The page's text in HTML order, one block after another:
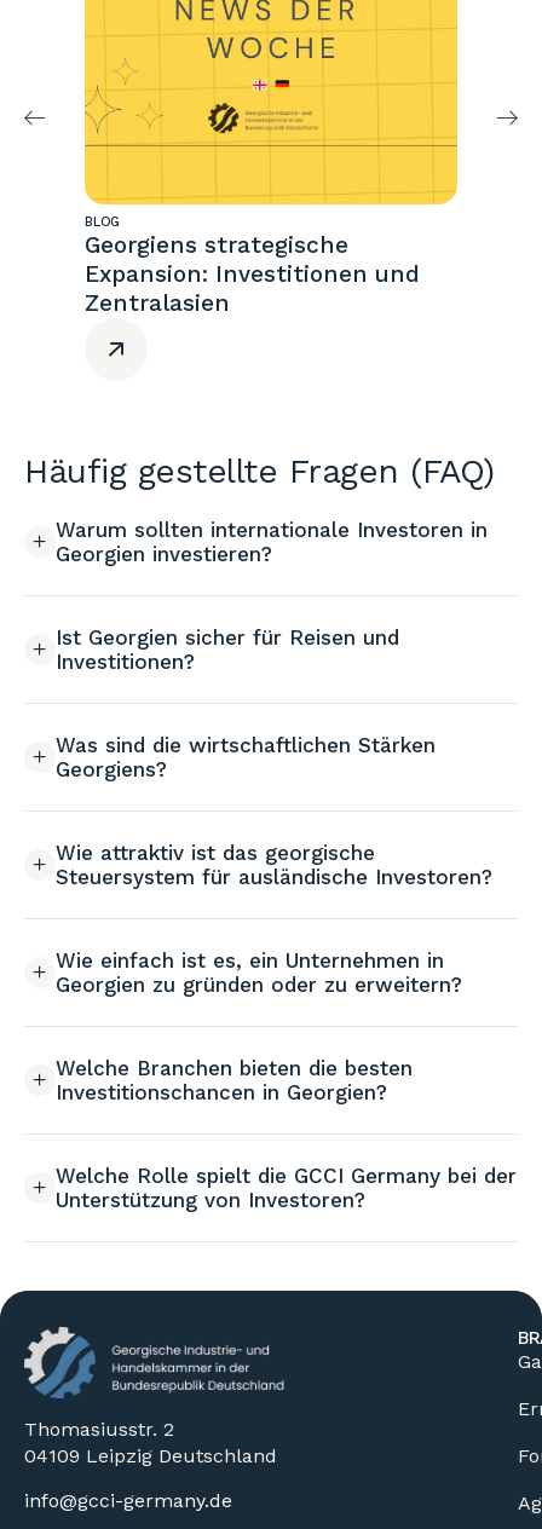
BLOG
Georgiens strategische
Expansion: Investitionen und
Zentralasien
Häufig gestellte Fragen (FAQ)
Warum sollten internationale Investoren in
Georgien investieren?
Ist Georgien sicher für Reisen und
Investitionen?
Was sind die wirtschaftlichen Stärken
Georgiens?
Wie attraktiv ist das georgische
Steuersystem für ausländische Investoren?
Wie einfach ist es, ein Unternehmen in
Georgien zu gründen oder zu erweitern?
Welche Branchen bieten die besten
Investitionschancen in Georgien?
Welche Rolle spielt die GCCI Germany bei der
Unterstützung von Investoren?
Thomasiusstr. 2
04109 Leipzig Deutschland
info@gcci-germany.de